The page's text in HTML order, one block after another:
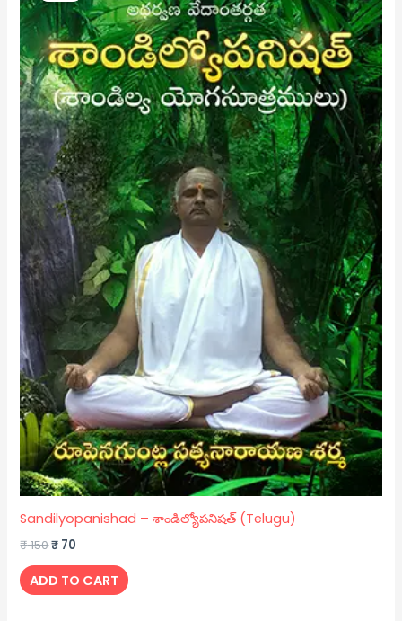
Sandilyopanishad – శాండిల్యోపనిషత్ (Telugu)
₹150
₹ 150.
₹ 70
₹ 70.
ADD TO CART